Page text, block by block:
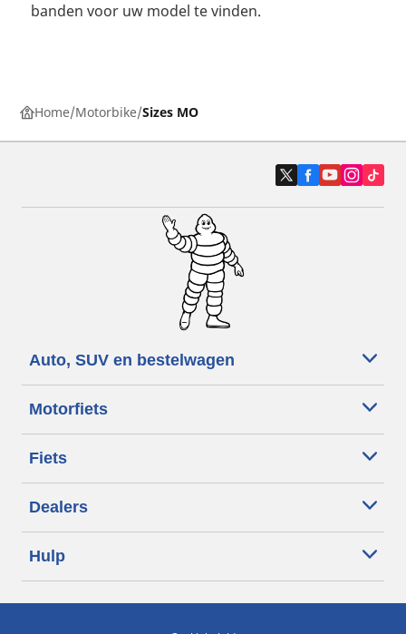
banden voor uw model te vinden.
Home Motorbike Sizes MO
Auto, SUV en bestelwagen
Motorfiets
Fiets
Dealers
Hulp